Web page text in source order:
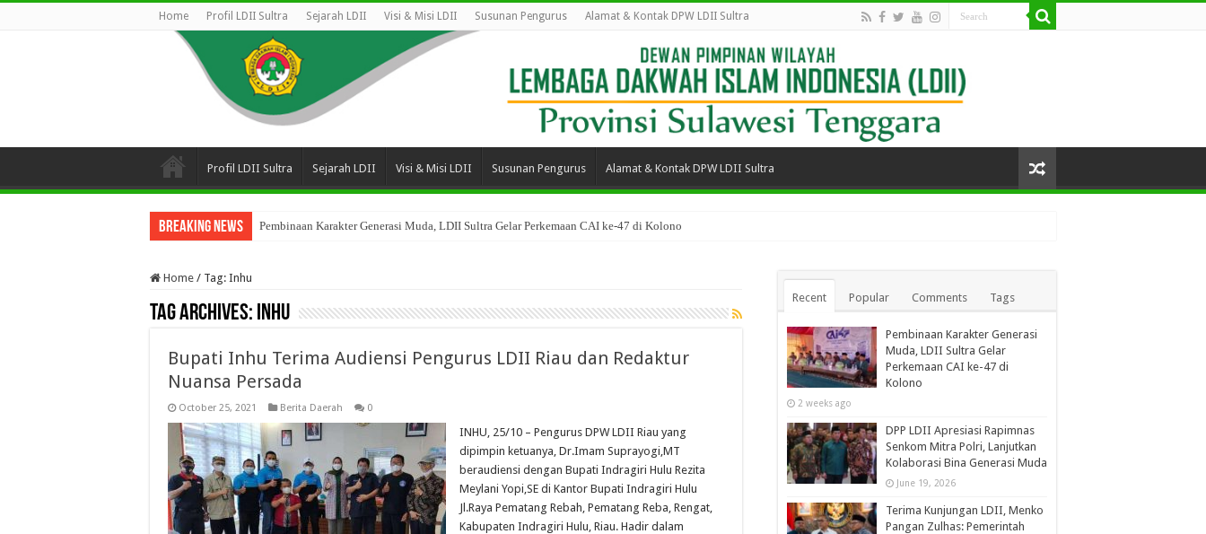
Home Profil LDII Sultra Sejarah LDII Visi & Misi LDII Susunan Pengurus Alamat & Kontak DPW LDII Sultra
Profil LDII Sultra Sejarah LDII Visi & Misi LDII Susunan Pengurus Alamat & Kontak DPW LDII Sultra
Breaking News Pembinaan Karakter Generasi Muda, LDII Sultra Gelar Perkemaan CAI ke-47 di Kolono
Home / Tag: Inhu
Tag Archives: Inhu
Bupati Inhu Terima Audiensi Pengurus LDII Riau dan Redaktur
Nuansa Persada
October 25, 2021 Berita Daerah 0
INHU, 25/10 – Pengurus DPW LDII Riau yang
dipimpin ketuanya, Dr.Imam Suprayogi,MT
beraudiensi dengan Bupati Indragiri Hulu Rezita
Meylani Yopi,SE di Kantor Bupati Indragiri Hulu
Jl.Raya Pematang Rebah, Pematang Reba, Rengat,
Kabupaten Indragiri Hulu, Riau. Hadir dalam
Recent Popular Comments Tags
Pembinaan Karakter Generasi
Muda, LDII Sultra Gelar
Perkemaan CAI ke-47 di
Kolono
2 weeks ago
DPP LDII Apresiasi Rapimnas
Senkom Mitra Polri, Lanjutkan
Kolaborasi Bina Generasi Muda
June 19, 2026
Terima Kunjungan LDII, Menko
Pangan Zulhas: Pemerintah